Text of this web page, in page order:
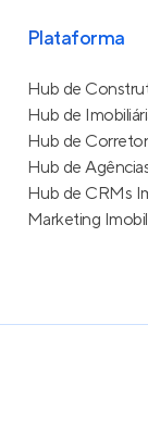
Plataforma
Hub de
Hub de
Hub de
Hub de
Hub de CRMs
Marketing